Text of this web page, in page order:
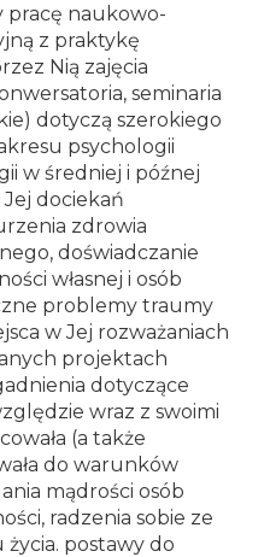
pracę naukowo-
z praktykę
Nią zajęcia
seminaria
dotyczą szerokiego
psychologii
w średniej i późnej
dociekań
zdrowia
doświadczanie
własnej i osób
problemy traumy
w Jej rozważaniach
projektach
dotyczące
wraz z swoimi
(a także
do warunków
mądrości osób
radzenia sobie ze
postawy do